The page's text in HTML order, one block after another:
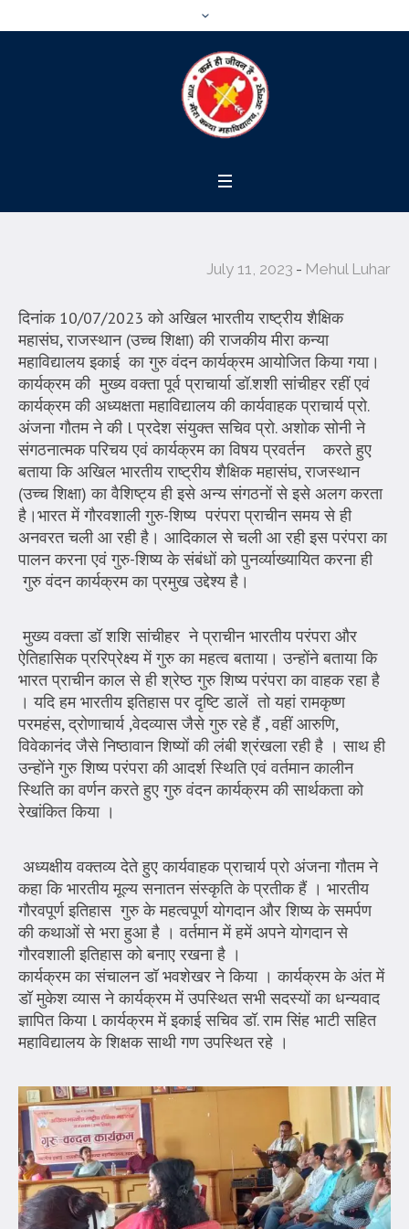
July 11, 2023 Mehul Luhar
दिनांक 10/07/2023 को अखिल भारतीय राष्ट्रीय शैक्षिक
महासंघ, राजस्थान (उच्च शिक्षा) की राजकीय मीरा कन्या
महाविद्यालय इकाई का गुरु वंदन कार्यक्रम आयोजित किया गया।
कार्यक्रम की मुख्य वक्ता पूर्व प्राचार्या डॉ.शशी सांचीहर रहीं एवं
कार्यक्रम की अध्यक्षता महाविद्यालय की कार्यवाहक प्राचार्य प्रो.
अंजना गौतम ने की l प्रदेश संयुक्त सचिव प्रो. अशोक सोनी ने
संगठनात्मक परिचय एवं कार्यक्रम का विषय प्रवर्तन करते हुए
बताया कि अखिल भारतीय राष्ट्रीय शैक्षिक महासंघ, राजस्थान
(उच्च शिक्षा) का वैशिष्ट्य ही इसे अन्य संगठनों से इसे अलग करता
है।भारत में गौरवशाली गुरु-शिष्य परंपरा प्राचीन समय से ही
अनवरत चली आ रही है। आदिकाल से चली आ रही इस परंपरा का
पालन करना एवं गुरु-शिष्य के संबंधों को पुनर्व्याख्यायित करना ही
गुरु वंदन कार्यक्रम का प्रमुख उद्देश्य है।
मुख्य वक्ता डॉ शशि सांचीहर ने प्राचीन भारतीय परंपरा और
ऐतिहासिक प्ररिप्रेक्ष्य में गुरु का महत्व बताया। उन्होंने बताया कि
भारत प्राचीन काल से ही श्रेष्ठ गुरु शिष्य परंपरा का वाहक रहा है
। यदि हम भारतीय इतिहास पर दृष्टि डालें तो यहां रामकृष्ण
परमहंस, द्रोणाचार्य ,वेदव्यास जैसे गुरु रहे हैं , वहीं आरुणि,
विवेकानंद जैसे निष्ठावान शिष्यों की लंबी श्रंखला रही है । साथ ही
उन्होंने गुरु शिष्य परंपरा की आदर्श स्थिति एवं वर्तमान कालीन
स्थिति का वर्णन करते हुए गुरु वंदन कार्यक्रम की सार्थकता को
रेखांकित किया ।
अध्यक्षीय वक्तव्य देते हुए कार्यवाहक प्राचार्य प्रो अंजना गौतम ने
कहा कि भारतीय मूल्य सनातन संस्कृति के प्रतीक हैं । भारतीय
गौरवपूर्ण इतिहास गुरु के महत्वपूर्ण योगदान और शिष्य के समर्पण
की कथाओं से भरा हुआ है । वर्तमान में हमें अपने योगदान से
गौरवशाली इतिहास को बनाए रखना है ।
कार्यक्रम का संचालन डॉ भवशेखर ने किया । कार्यक्रम के अंत में
डॉ मुकेश व्यास ने कार्यक्रम में उपस्थित सभी सदस्यों का धन्यवाद
ज्ञापित किया l कार्यक्रम में इकाई सचिव डॉ. राम सिंह भाटी सहित
महाविद्यालय के शिक्षक साथी गण उपस्थित रहे ।